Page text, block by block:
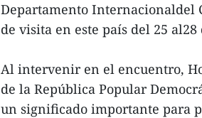
Departamento Internacionaldel
de visita en este país del 25 al28
Al intervenir en el encuentro,
de la República Popular
un significado importante para